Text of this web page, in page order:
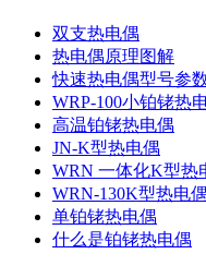
双支热电偶
热电偶原理图解
快速热电偶型号参
WRP-100小铂铑热
高温铂铑热电偶
JN-K型热电偶
WRN 一体化K型热
WRN-130K型热电偶
单铂铑热电偶
什么是铂铑热电偶